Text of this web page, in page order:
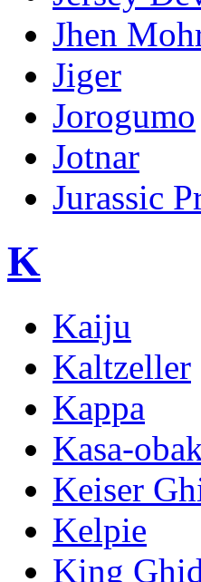
Jhen
Jiger
Jorogumo
Jotnar
Jurassic
K
Kaiju
Kaltzeller
Kappa
Kasa-
Keiser
Kelpie
King